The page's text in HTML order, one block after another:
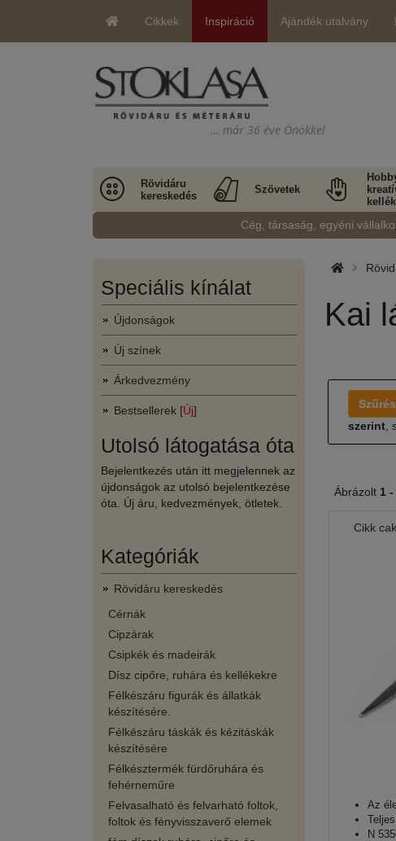
Cikkek Inspiráció Ajándék utalvány
… már 36 éve Önökkel
Rövidáru
kereskedés
Szövetek
Cég, társaság, egyéni
Speciális kínálat
Újdonságok
Új színek
Árkedvezmény
Bestsellerek [Új]
Utolsó látogatása óta
Bejelentkezés után itt megjelennek az
újdonságok az utolsó bejelentkezése
óta. Új áru, kedvezmények, ötletek.
Kategóriák
Rövidáru kereskedés
Cérnák
Cipzárak
Csipkék és madeirák
Dísz cipőre, ruhára és kellékekre
Félkészáru figurák és állatkák
készítésére.
Félkészáru táskák és kézitáskák
készítésére
Félkésztermék fürdőruhára és
fehérneműre
Felvasalható és felvarható foltok,
foltok és fényvisszaverő elemek
Kai
szerint ,
Ábrázolt 1 -
Cikk
Az
N